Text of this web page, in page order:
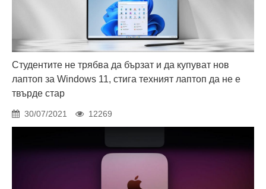
Студентите не трябва да бързат и да купуват нов
лаптоп за Windows 11, стига техният лаптоп да не е
твърде стар
30/07/2021 12269